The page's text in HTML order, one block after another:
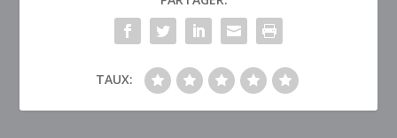
TAUX: